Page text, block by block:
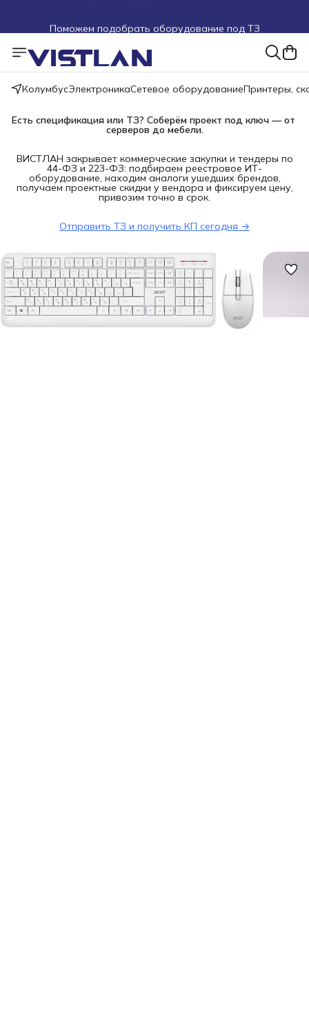
Пуско-наладочные работы
Пришлите запрос на e-mail или в чат
Более 100 000 позиций в наличии и под заказ
КолумбусЭлектроникаСетевое оборудованиеПринтеры,
Есть спецификация или ТЗ? Соберём проект под ключ — от
серверов до мебели.
ВИСТЛАН закрывает коммерческие закупки и тендеры по
44-ФЗ и 223-ФЗ: подбираем реестровое ИТ-
оборудование, находим аналоги ушедших брендов,
получаем проектные скидки у вендора и фиксируем цену,
привозим точно в срок.
Отправить ТЗ и получить КП сегодня →